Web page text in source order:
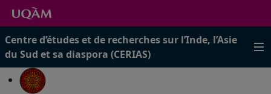
Centre d’études et de recherches sur l’Inde, l’Asie
du Sud et sa diaspora (CERIAS)